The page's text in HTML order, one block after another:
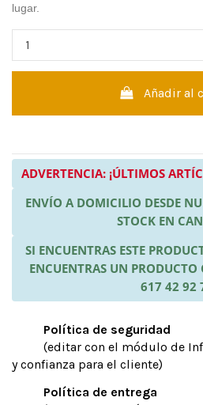
lugar.
Añadir al
ADVERTENCIA: ¡ÚLTIMOS
ENVÍO A DOMICILIO DESDE
STOCK EN
SI ENCUENTRAS ESTE
ENCUENTRAS UN
617 42 92
Política de seguridad
(editar con el módulo de
y confianza para el cliente)
Política de entrega